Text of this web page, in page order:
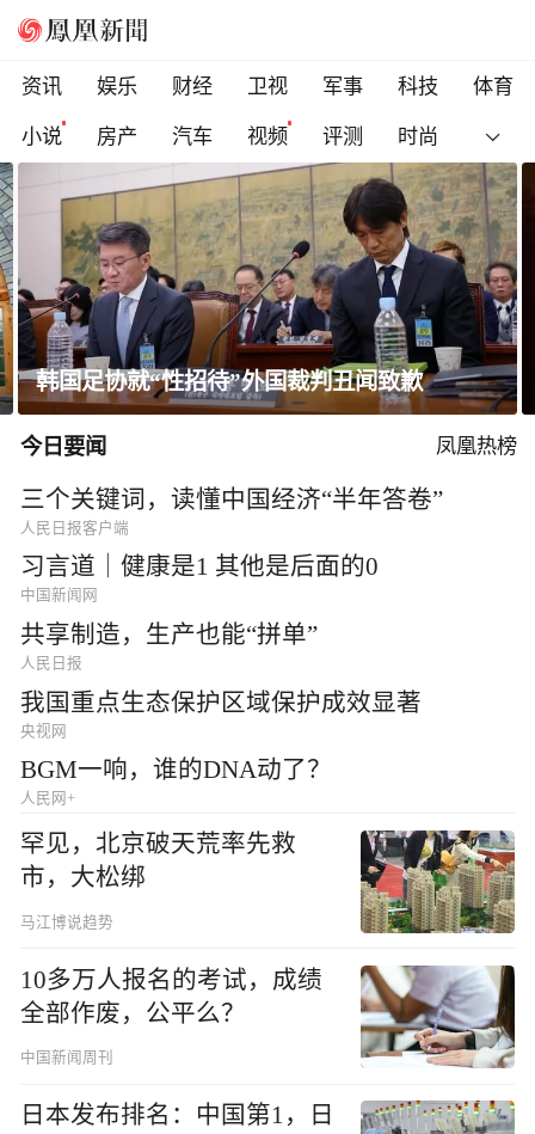
资讯 娱乐 财经 卫视 军事 科技
体育
小说
房产 汽车 视频 评测 时尚
一条隐蔽精干、长期潜伏的道路
今日要闻 凤凰热榜
三个关键词，读懂中国经济“半年答卷”
人民日报客户端
习言道｜健康是1 其他是后面的0
中国新闻网
共享制造，生产也能“拼单”
人民日报
我国重点生态保护区域保护成效显著
央视网
BGM一响，谁的DNA动了？
人民网+
罕见，北京破天荒率先救
市，大松绑
马江博说趋势
10多万人报名的考试，成绩
全部作废，公平么？
中国新闻周刊
日本发布排名：中国第1，日